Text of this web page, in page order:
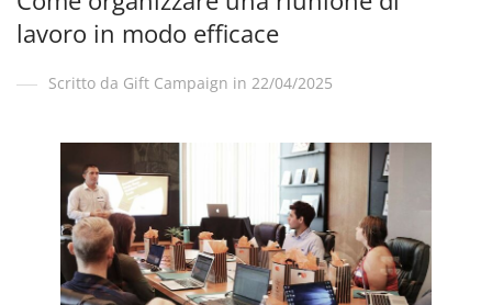
lavoro in modo efficace
Scritto da Gift Campaign in 22/04/2025